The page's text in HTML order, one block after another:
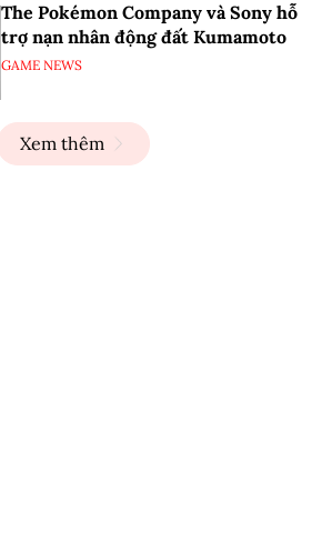
The Pokémon Company và Sony hỗ
trợ nạn nhân động đất Kumamoto
GAME NEWS
Xem thêm